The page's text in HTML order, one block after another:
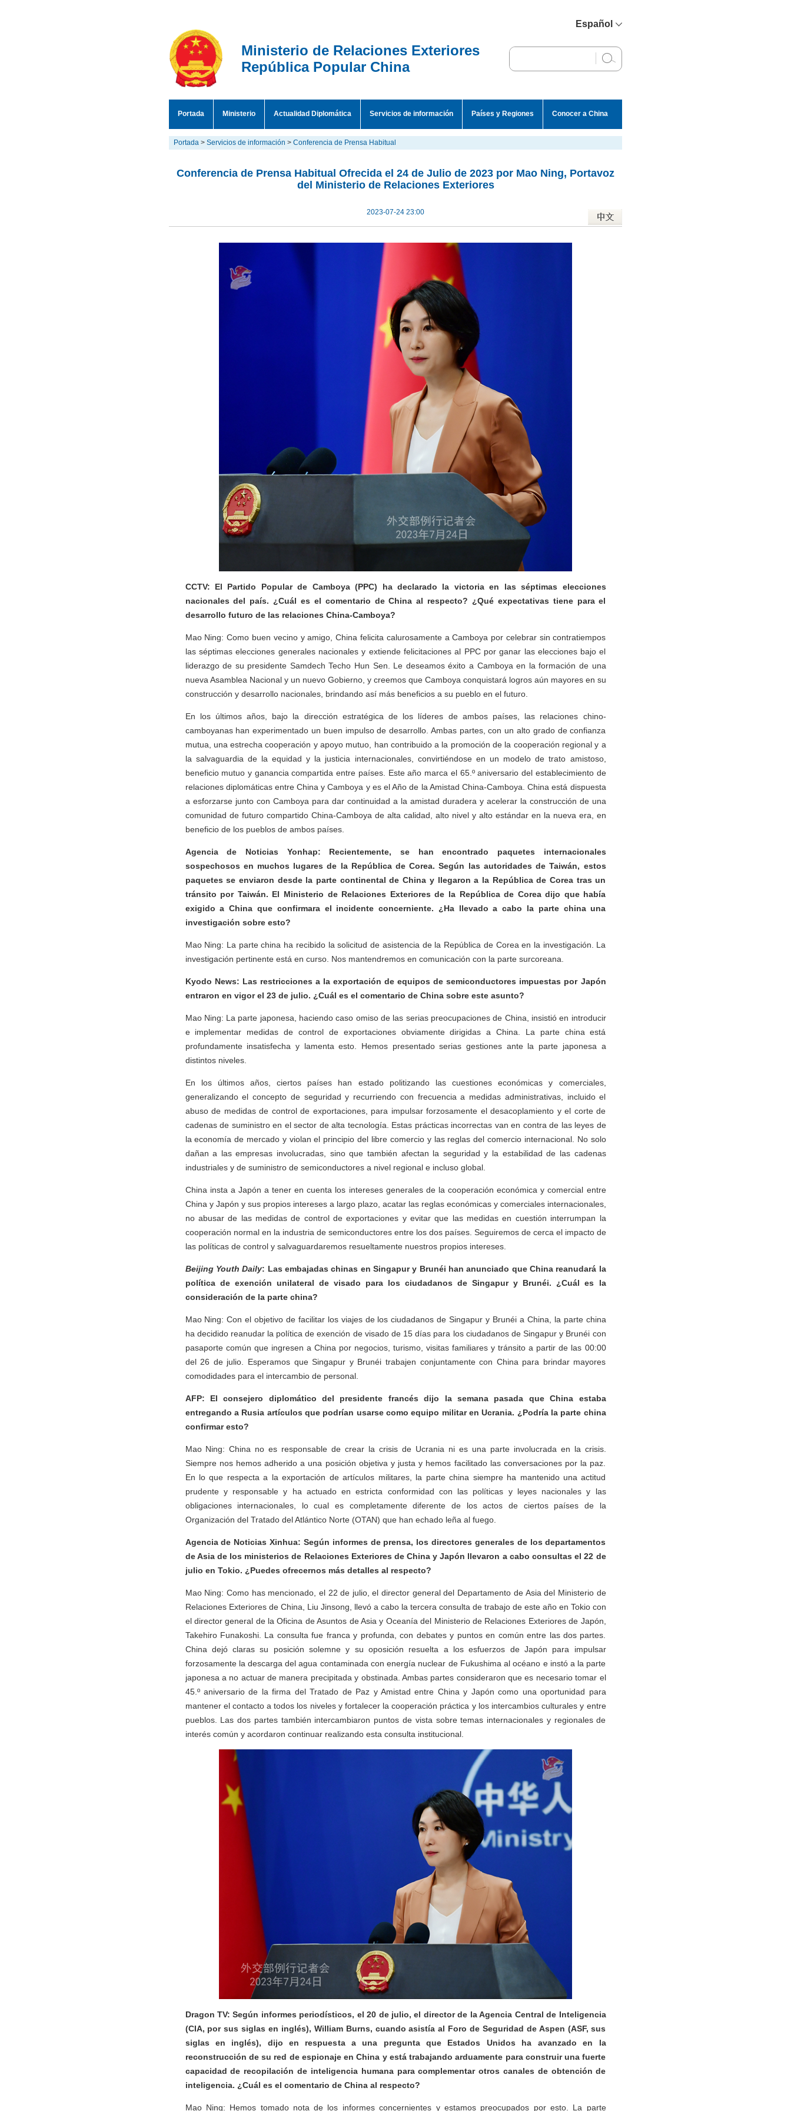
Español
English
Ministerio de Relaciones Exteriores
República Popular China
Portada Ministerio Actualidad Diplomática Servicios de información Países y Regiones Conocer a China
Portada > Servicios de información > Conferencia de Prensa Habitual
Conferencia de Prensa Habitual Ofrecida el 24 de Julio de 2023 por Mao Ning, Portavoz
del Ministerio de Relaciones Exteriores
2023-07-24 23:00
CCTV: El Partido Popular de Camboya (PPC) ha declarado la victoria en las séptimas elecciones
nacionales del país. ¿Cuál es el comentario de China al respecto? ¿Qué expectativas tiene para el
desarrollo futuro de las relaciones China-Camboya?
Mao Ning: Como buen vecino y amigo, China felicita calurosamente a Camboya por celebrar sin contratiempos
las séptimas elecciones generales nacionales y extiende felicitaciones al PPC por ganar las elecciones bajo el
liderazgo de su presidente Samdech Techo Hun Sen. Le deseamos éxito a Camboya en la formación de una
nueva Asamblea Nacional y un nuevo Gobierno, y creemos que Camboya conquistará logros aún mayores en su
construcción y desarrollo nacionales, brindando así más beneficios a su pueblo en el futuro.
En los últimos años, bajo la dirección estratégica de los líderes de ambos países, las relaciones chino-
camboyanas han experimentado un buen impulso de desarrollo. Ambas partes, con un alto grado de confianza
mutua, una estrecha cooperación y apoyo mutuo, han contribuido a la promoción de la cooperación regional y a
la salvaguardia de la equidad y la justicia internacionales, convirtiéndose en un modelo de trato amistoso,
beneficio mutuo y ganancia compartida entre países. Este año marca el 65.º aniversario del establecimiento de
relaciones diplomáticas entre China y Camboya y es el Año de la Amistad China-Camboya. China está dispuesta
a esforzarse junto con Camboya para dar continuidad a la amistad duradera y acelerar la construcción de una
comunidad de futuro compartido China-Camboya de alta calidad, alto nivel y alto estándar en la nueva era, en
beneficio de los pueblos de ambos países.
Agencia de Noticias Yonhap: Recientemente, se han encontrado paquetes internacionales
sospechosos en muchos lugares de la República de Corea. Según las autoridades de Taiwán, estos
paquetes se enviaron desde la parte continental de China y llegaron a la República de Corea tras un
tránsito por Taiwán. El Ministerio de Relaciones Exteriores de la República de Corea dijo que había
exigido a China que confirmara el incidente concerniente. ¿Ha llevado a cabo la parte china una
investigación sobre esto?
Mao Ning: La parte china ha recibido la solicitud de asistencia de la República de Corea en la investigación. La
investigación pertinente está en curso. Nos mantendremos en comunicación con la parte surcoreana.
Kyodo News: Las restricciones a la exportación de equipos de semiconductores impuestas por Japón
entraron en vigor el 23 de julio. ¿Cuál es el comentario de China sobre este asunto?
Mao Ning: La parte japonesa, haciendo caso omiso de las serias preocupaciones de China, insistió en introducir
e implementar medidas de control de exportaciones obviamente dirigidas a China. La parte china está
profundamente insatisfecha y lamenta esto. Hemos presentado serias gestiones ante la parte japonesa a
distintos niveles.
En los últimos años, ciertos países han estado politizando las cuestiones económicas y comerciales,
generalizando el concepto de seguridad y recurriendo con frecuencia a medidas administrativas, incluido el
abuso de medidas de control de exportaciones, para impulsar forzosamente el desacoplamiento y el corte de
cadenas de suministro en el sector de alta tecnología. Estas prácticas incorrectas van en contra de las leyes de
la economía de mercado y violan el principio del libre comercio y las reglas del comercio internacional. No solo
dañan a las empresas involucradas, sino que también afectan la seguridad y la estabilidad de las cadenas
industriales y de suministro de semiconductores a nivel regional e incluso global.
China insta a Japón a tener en cuenta los intereses generales de la cooperación económica y comercial entre
China y Japón y sus propios intereses a largo plazo, acatar las reglas económicas y comerciales internacionales,
no abusar de las medidas de control de exportaciones y evitar que las medidas en cuestión interrumpan la
cooperación normal en la industria de semiconductores entre los dos países. Seguiremos de cerca el impacto de
las políticas de control y salvaguardaremos resueltamente nuestros propios intereses.
Beijing Youth Daily: Las embajadas chinas en Singapur y Brunéi han anunciado que China reanudará la
política de exención unilateral de visado para los ciudadanos de Singapur y Brunéi. ¿Cuál es la
consideración de la parte china?
Mao Ning: Con el objetivo de facilitar los viajes de los ciudadanos de Singapur y Brunéi a China, la parte china
ha decidido reanudar la política de exención de visado de 15 días para los ciudadanos de Singapur y Brunéi con
pasaporte común que ingresen a China por negocios, turismo, visitas familiares y tránsito a partir de las 00:00
del 26 de julio. Esperamos que Singapur y Brunéi trabajen conjuntamente con China para brindar mayores
comodidades para el intercambio de personal.
AFP: El consejero diplomático del presidente francés dijo la semana pasada que China estaba
entregando a Rusia artículos que podrían usarse como equipo militar en Ucrania. ¿Podría la parte china
confirmar esto?
Mao Ning: China no es responsable de crear la crisis de Ucrania ni es una parte involucrada en la crisis.
Siempre nos hemos adherido a una posición objetiva y justa y hemos facilitado las conversaciones por la paz.
En lo que respecta a la exportación de artículos militares, la parte china siempre ha mantenido una actitud
prudente y responsable y ha actuado en estricta conformidad con las políticas y leyes nacionales y las
obligaciones internacionales, lo cual es completamente diferente de los actos de ciertos países de la
Organización del Tratado del Atlántico Norte (OTAN) que han echado leña al fuego.
Agencia de Noticias Xinhua: Según informes de prensa, los directores generales de los departamentos
de Asia de los ministerios de Relaciones Exteriores de China y Japón llevaron a cabo consultas el 22 de
julio en Tokio. ¿Puedes ofrecernos más detalles al respecto?
Mao Ning: Como has mencionado, el 22 de julio, el director general del Departamento de Asia del Ministerio de
Relaciones Exteriores de China, Liu Jinsong, llevó a cabo la tercera consulta de trabajo de este año en Tokio con
el director general de la Oficina de Asuntos de Asia y Oceanía del Ministerio de Relaciones Exteriores de Japón,
Takehiro Funakoshi. La consulta fue franca y profunda, con debates y puntos en común entre las dos partes.
China dejó claras su posición solemne y su oposición resuelta a los esfuerzos de Japón para impulsar
forzosamente la descarga del agua contaminada con energía nuclear de Fukushima al océano e instó a la parte
japonesa a no actuar de manera precipitada y obstinada. Ambas partes consideraron que es necesario tomar el
45.º aniversario de la firma del Tratado de Paz y Amistad entre China y Japón como una oportunidad para
mantener el contacto a todos los niveles y fortalecer la cooperación práctica y los intercambios culturales y entre
pueblos. Las dos partes también intercambiaron puntos de vista sobre temas internacionales y regionales de
interés común y acordaron continuar realizando esta consulta institucional.
Dragon TV: Según informes periodísticos, el 20 de julio, el director de la Agencia Central de Inteligencia
(CIA, por sus siglas en inglés), William Burns, cuando asistía al Foro de Seguridad de Aspen (ASF, sus
siglas en inglés), dijo en respuesta a una pregunta que Estados Unidos ha avanzado en la
reconstrucción de su red de espionaje en China y está trabajando arduamente para construir una fuerte
capacidad de recopilación de inteligencia humana para complementar otros canales de obtención de
inteligencia. ¿Cuál es el comentario de China al respecto?
Mao Ning: Hemos tomado nota de los informes concernientes y estamos preocupados por esto. La parte